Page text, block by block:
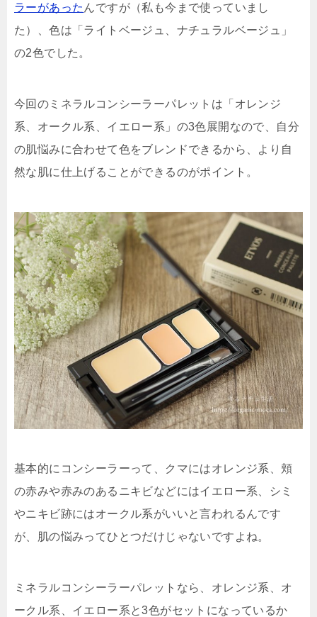
ラーがあった んですが（私も今まで使っていまし
た）、色は「ライトベージュ、ナチュラルベージュ」
の2色でした。
今回のミネラルコンシーラーパレットは「オレンジ
系、オークル系、イエロー系」の3色展開なので、自分
の肌悩みに合わせて色をブレンドできるから、 より自
然な肌に仕上げることができるのがポイント 。
基本的にコンシーラーって、クマにはオレンジ系、頬
の赤みや赤みのあるニキビなどにはイエロー系、シミ
やニキビ跡にはオークル系がいいと言われるんです
が、肌の悩みってひとつだけじゃないですよね。
ミネラルコンシーラーパレットなら、オレンジ系、オ
ークル系、イエロー系と3色がセットになっているか